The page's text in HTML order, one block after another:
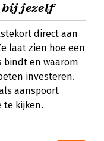
bij jezelf
direct aan
laat zien hoe een
bindt en waarom
investeren.
aanspoort
te kijken.